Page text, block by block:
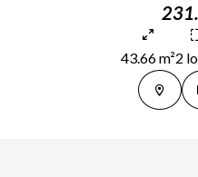
43.66 m²2